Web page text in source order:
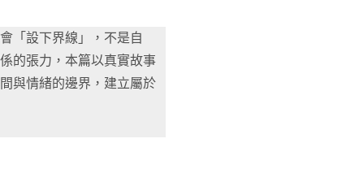
「設下界線」，不是自
的張力，本篇以真實故事
與情緒的邊界，建立屬於